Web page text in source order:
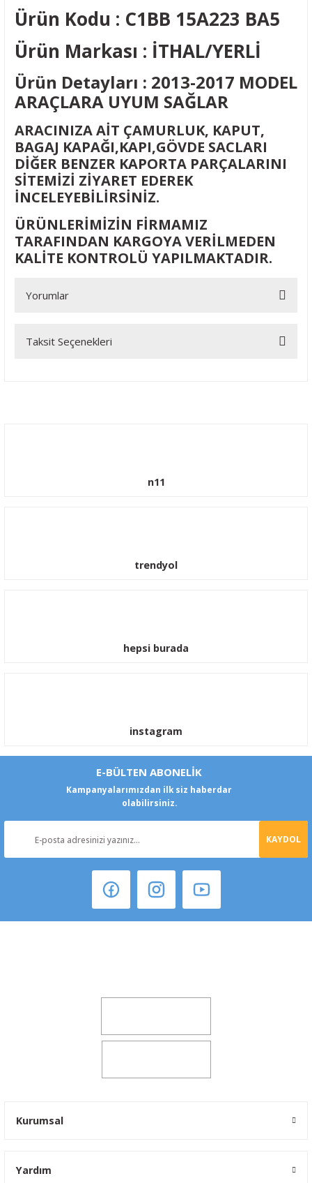
Ürün Kodu : C1BB 15A223 BA5
Ürün Markası : İTHAL/YERLİ
Ürün Detayları : 2013-2017 MODEL
ARAÇLARA UYUM SAĞLAR
ARACINIZA AİT ÇAMURLUK, KAPUT,
BAGAJ KAPAĞI,KAPI,GÖVDE SACLARI
DİĞER BENZER KAPORTA PARÇALARINI
SİTEMİZİ ZİYARET EDEREK
İNCELEYEBİLİRSİNİZ.
ÜRÜNLERİMİZİN FİRMAMIZ
TARAFINDAN KARGOYA VERİLMEDEN
KALİTE KONTROLÜ YAPILMAKTADIR.
Yorumlar
Bu ürüne ilk yorumu siz yapın!
Taksit Seçenekleri
n11
trendyol
hepsi burada
instagram
E-BÜLTEN ABONELİK
Kampanyalarımızdan ilk siz haberdar
olabilirsiniz.
KAYDOL
Kurumsal
Yardım